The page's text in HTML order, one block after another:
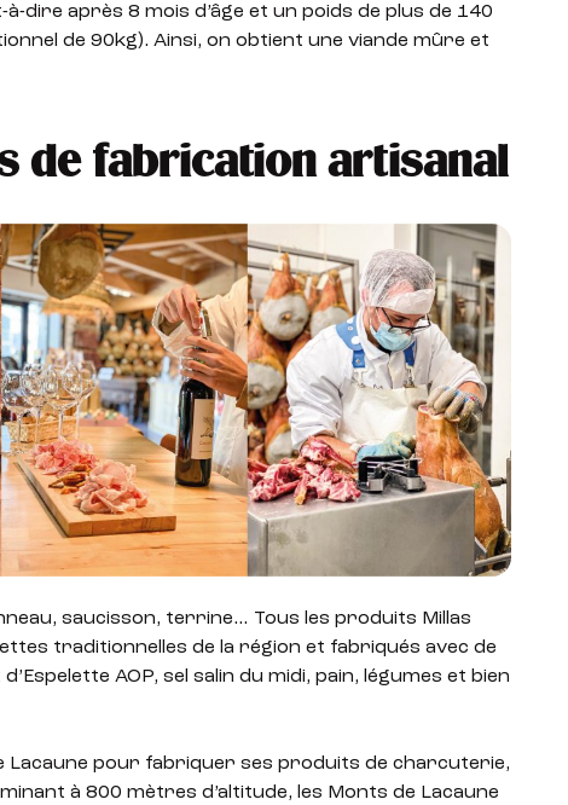
à-dire après 8 mois d’âge et un poids de plus de 140
de 90kg). Ainsi, on obtient une viande mûre et
de fabrication artisanal
saucisson, terrine… Tous les produits Millas
traditionnelles de la région et fabriqués avec de
AOP, sel salin du midi, pain, légumes et bien
Lacaune pour fabriquer ses produits de charcuterie,
à 800 mètres d’altitude, les Monts de Lacaune